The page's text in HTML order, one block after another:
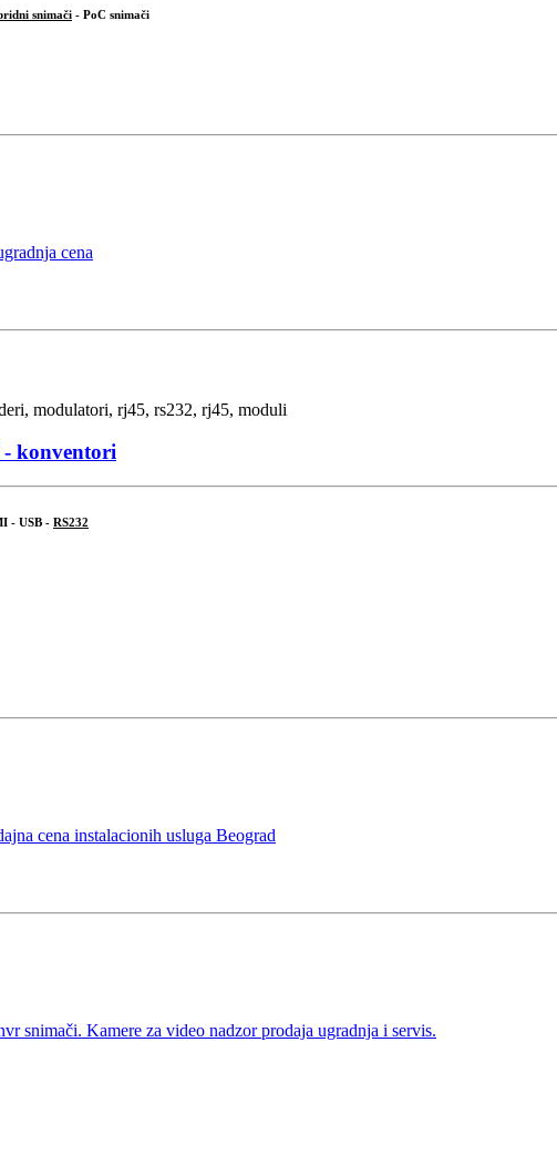
snimači - PoC snimači
- konventori
- USB - RS232